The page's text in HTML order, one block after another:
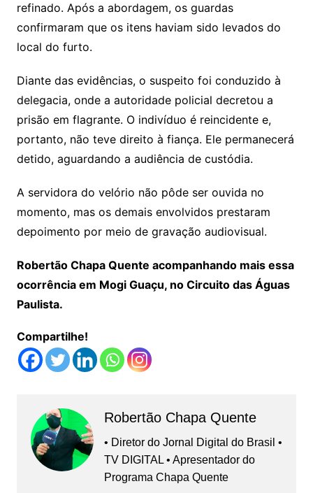
refinado. Após a abordagem, os guardas
confirmaram que os itens haviam sido levados do
local do furto.
Diante das evidências, o suspeito foi conduzido à
delegacia, onde a autoridade policial decretou a
prisão em flagrante. O indivíduo é reincidente e,
portanto, não teve direito à fiança. Ele permanecerá
detido, aguardando a audiência de custódia.
A servidora do velório não pôde ser ouvida no
momento, mas os demais envolvidos prestaram
depoimento por meio de gravação audiovisual.
Robertão Chapa Quente acompanhando mais essa
ocorrência em Mogi Guaçu, no Circuito das Águas
Paulista.
Compartilhe!
Robertão Chapa Quente
• Diretor do Jornal Digital do Brasil •
TV DIGITAL • Apresentador do
Programa Chapa Quente